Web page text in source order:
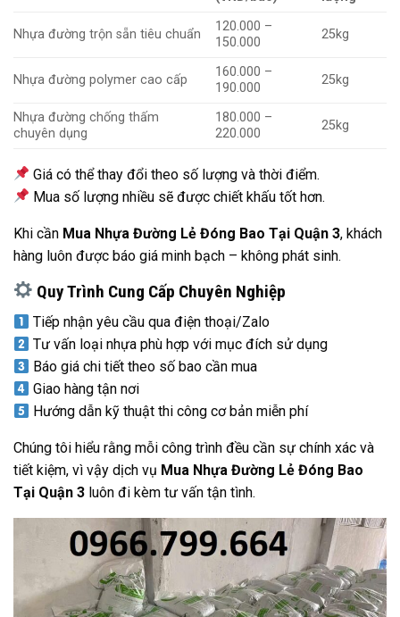
Nhựa đường trộn sẵn tiêu chuẩn
120.000 –
150.000
25kg
Nhựa đường polymer cao cấp
160.000 –
190.000
25kg
Nhựa đường chống thấm
chuyên dụng
180.000 –
220.000
25kg
Giá có thể thay đổi theo số lượng và thời điểm.
Mua số lượng nhiều sẽ được chiết khấu tốt hơn.
Khi cần Mua Nhựa Đường Lẻ Đóng Bao Tại Quận 3, khách
hàng luôn được báo giá minh bạch – không phát sinh.
Quy Trình Cung Cấp Chuyên Nghiệp
Tiếp nhận yêu cầu qua điện thoại/Zalo
Tư vấn loại nhựa phù hợp với mục đích sử dụng
Báo giá chi tiết theo số bao cần mua
Giao hàng tận nơi
Hướng dẫn kỹ thuật thi công cơ bản miễn phí
Chúng tôi hiểu rằng mỗi công trình đều cần sự chính xác và
tiết kiệm, vì vậy dịch vụ Mua Nhựa Đường Lẻ Đóng Bao
Tại Quận 3 luôn đi kèm tư vấn tận tình.